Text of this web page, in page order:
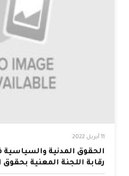
11 أبريل 2022
الحقوق المدنية والسياسية
رقابة اللجنة المعنية بحقوق